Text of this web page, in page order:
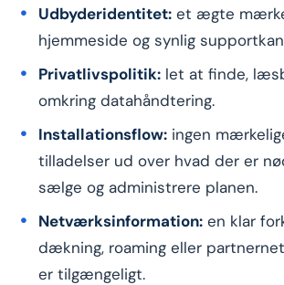
Udbyderidentitet: et ægte
hjemmeside og synlig
Privatlivspolitik: let at finde,
omkring datahåndtering.
Installationsflow: ingen
tilladelser ud over hvad der er
sælge og administrere planen.
Netværksinformation: en klar
dækning, roaming eller
er tilgængeligt.